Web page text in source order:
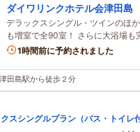
ダイワリンクホテル会津田島
デラックスシングル・ツインのほ
も増室で全90室！ さらに大浴場も
1時間前に予約されました
田島駅から徒歩２分
スシングルプラン（バス・トイレ